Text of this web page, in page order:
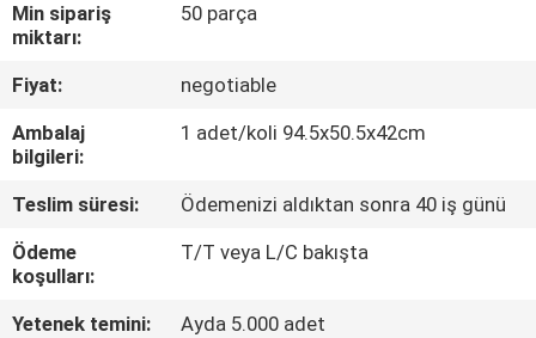
FABRIKA
TURU
KALITE
KONTROL
BIZE
ULAŞIN
Min sipariş
miktarı:
50 parça
Fiyat:
negotiable
Ambalaj
bilgileri:
1 adet/koli 94.5x50.5x42cm
Teslim süresi:
Ödemenizi aldıktan sonra 40 iş günü
Ödeme
koşulları:
T/T veya L/C bakışta
Yetenek temini:
Ayda 5.000 adet